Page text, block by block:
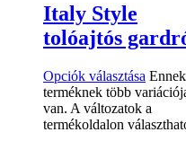
Italy Style
tolóajtós
Opciók választása
terméknek több
van. A változatok a
termékoldalon